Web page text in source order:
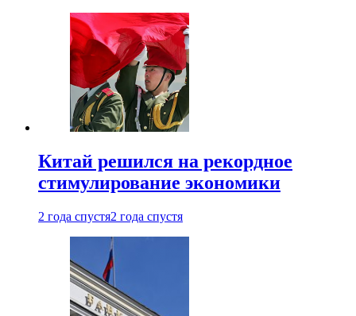
Китай решился на рекордное
стимулирование экономики
2 года спустя2 года спустя